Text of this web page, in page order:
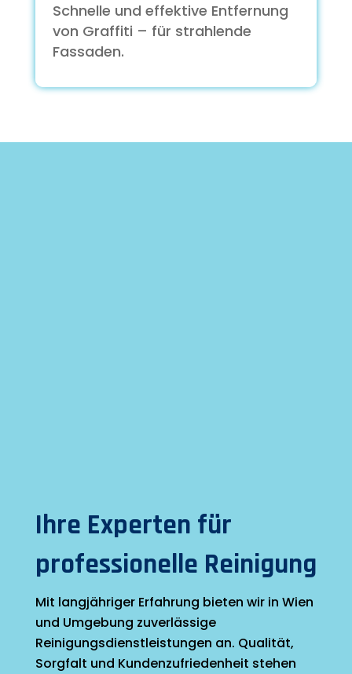
Schnelle und effektive Entfernung
von Graffiti – für strahlende
Fassaden.
Ihre Experten für
professionelle Reinigung
Mit langjähriger Erfahrung bieten wir in Wien
und Umgebung zuverlässige
Reinigungsdienstleistungen an. Qualität,
Sorgfalt und Kundenzufriedenheit stehen